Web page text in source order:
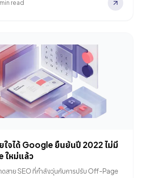
เชิงลึกต่างๆ ที่จะนำไปวิเคราะห์และใช้ในส่วน
อ แล้วถ้าหากเกิดกรณีที่ผู้ใช้งานไม่ยินยอมขึ้น
งทำอย่างไร?…
read
ใจได้ Google ยืนยันปี 2022 ไม่มี
ใหม่แล้ว
ดสาย SEO ที่กำลังวุ่นกับการปรับ Off-Page